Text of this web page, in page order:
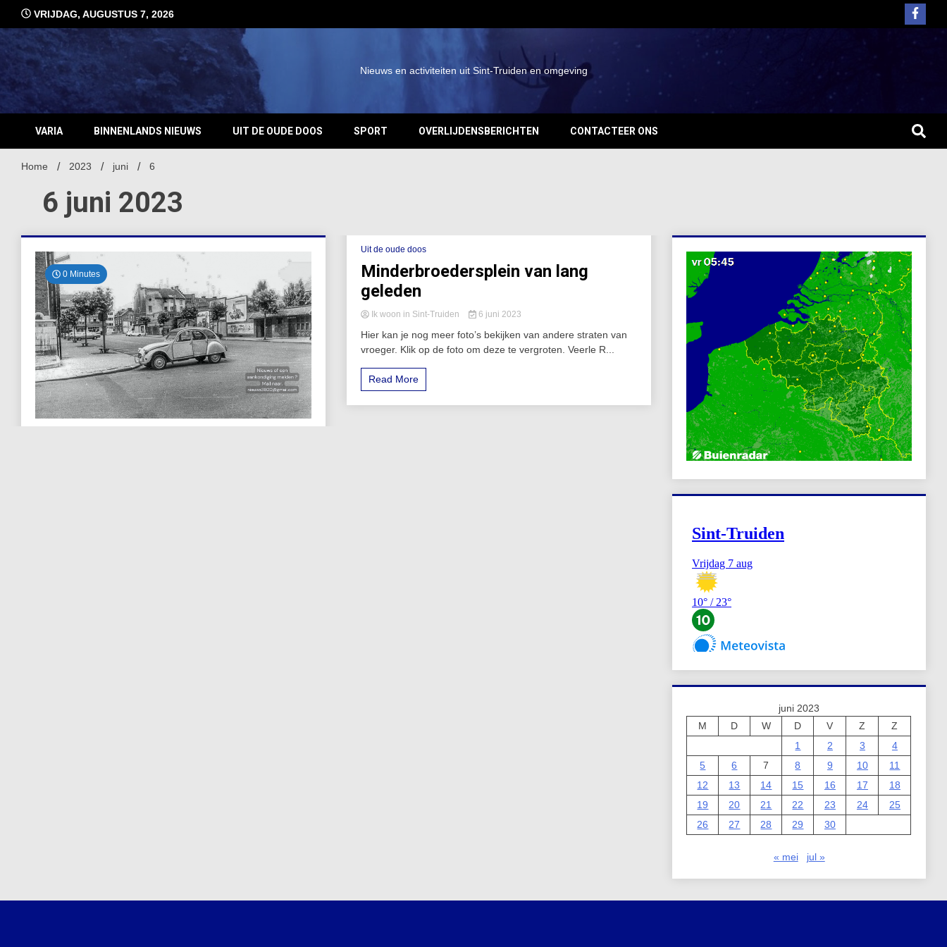
inhoud
VRIJDAG, AUGUSTUS 7, 2026
Nieuws en activiteiten uit Sint-Truiden en omgeving
VARIA BINNENLANDS NIEUWS UIT DE OUDE DOOS SPORT OVERLIJDENSBERICHTEN CONTACTEER ONS
Home 2023 juni 6
6 juni 2023
0 Minutes
Uit de oude doos
Minderbroedersplein van lang
geleden
Ik woon in Sint-Truiden 6 juni 2023
Hier kan je nog meer foto’s bekijken van andere straten van
vroeger. Klik op de foto om deze te vergroten. Veerle R...
Read More
juni 2023
M
D W D V Z
Z
1
2 3
4
5
6 7 8 9 10
11
12
13 14 15 16 17
18
19
20 21 22 23 24
25
26
27 28 29 30
« mei jul »